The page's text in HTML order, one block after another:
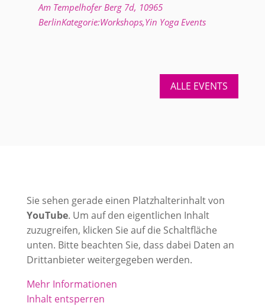
Am Tempelhofer Berg 7d, 10965
BerlinKategorie:Workshops,Yin Yoga Events
ALLE EVENTS
Sie sehen gerade einen Platzhalterinhalt von
YouTube. Um auf den eigentlichen Inhalt
zuzugreifen, klicken Sie auf die Schaltfläche
unten. Bitte beachten Sie, dass dabei Daten an
Drittanbieter weitergegeben werden.
Mehr Informationen
Inhalt entsperren